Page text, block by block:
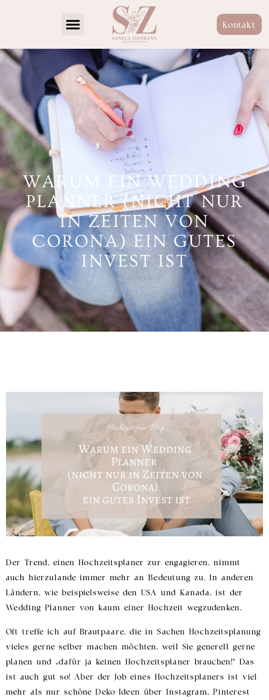
Kontakt
WARUM EIN WEDDING
PLANNER (NICHT NUR
IN ZEITEN VON
CORONA) EIN GUTES
INVEST IST
Der Trend, einen Hochzeitsplaner zur engagieren, nimmt
auch hierzulande immer mehr an Bedeutung zu. In anderen
Ländern, wie beispielsweise den USA und Kanada, ist der
Wedding Planner von kaum einer Hochzeit wegzudenken.
Oft treffe ich auf Brautpaare, die in Sachen Hochzeitsplanung
vieles gerne selber machen möchten, weil Sie generell gerne
planen und „dafür ja keinen Hochzeitsplaner brauchen!“ Das
ist auch gut so! Aber der Job eines Hochzeitsplaners ist viel
mehr als nur schöne Deko-Ideen über Instagram, Pinterest